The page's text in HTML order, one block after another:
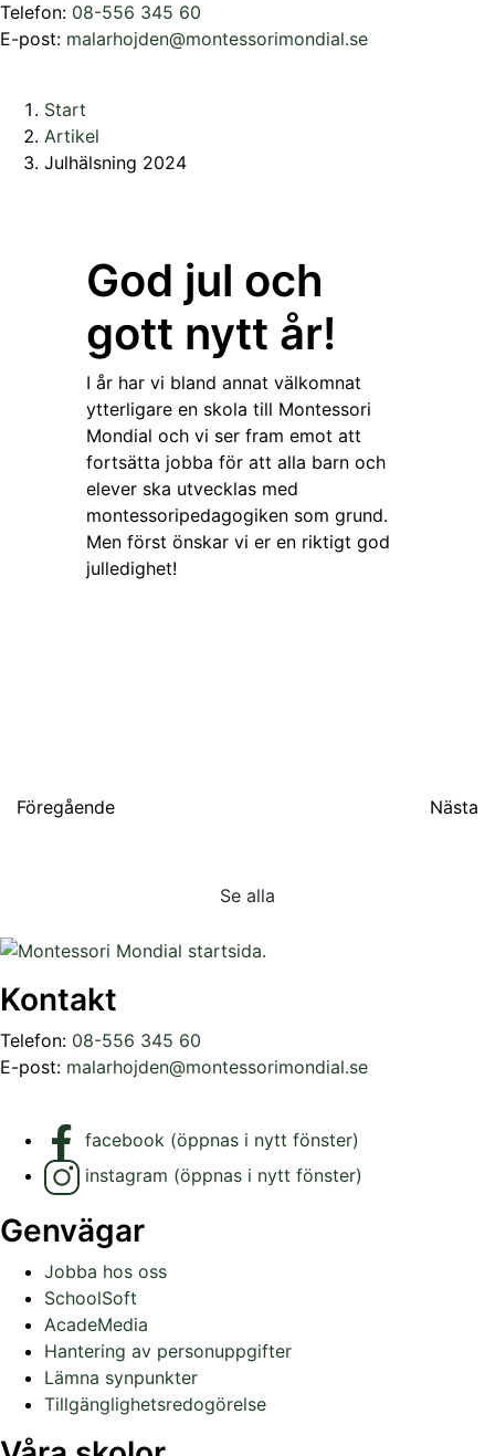
Telefon: 08-556 345 60
E-post: malarhojden@montessorimondial.se
Start
Artikel
Julhälsning 2024
God jul och
gott nytt år!
I år har vi bland annat välkomnat
ytterligare en skola till Montessori
Mondial och vi ser fram emot att
fortsätta jobba för att alla barn och
elever ska utvecklas med
montessoripedagogiken som grund.
Men först önskar vi er en riktigt god
julledighet!
Inläggsnavigering
Föregående Nästa
Se alla
Kontakt
Telefon: 08-556 345 60
E-post: malarhojden@montessorimondial.se
facebook (öppnas i nytt fönster)
instagram (öppnas i nytt fönster)
Genvägar
Jobba hos oss
SchoolSoft
AcadeMedia
Hantering av personuppgifter
Lämna synpunkter
Tillgänglighetsredogörelse